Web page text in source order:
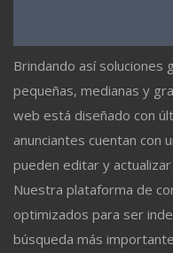
Brindando así soluciones
pequeñas, medianas y
web está diseñado con
anunciantes cuentan con
pueden editar y
Nuestra plataforma de
optimizados para ser
búsqueda más